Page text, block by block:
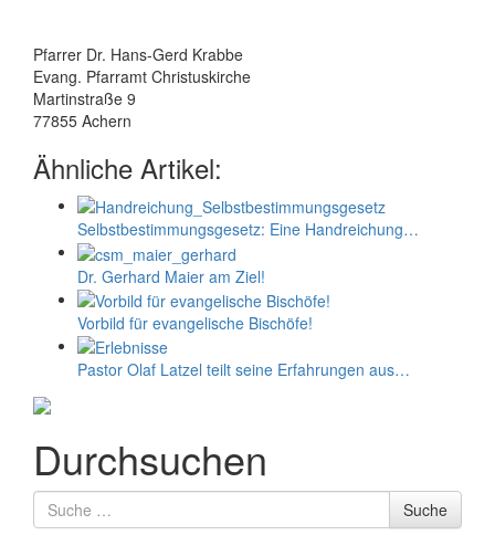
Pfarrer Dr. Hans-Gerd Krabbe
Evang. Pfarramt Christuskirche
Martinstraße 9
77855 Achern
Ähnliche Artikel:
Selbstbestimmungs­­­­­­­gesetz: Eine Handreichung…
Dr. Gerhard Maier am Ziel!
Vorbild für evangelische Bischöfe!
Pastor Olaf Latzel teilt seine Erfahrungen aus…
Durchsuchen
Suche
nach
Suche